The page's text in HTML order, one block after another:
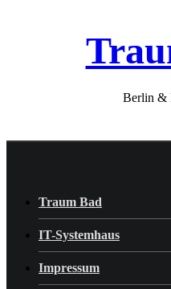
Berlin &
Traum Bad
IT-Systemhaus
Impressum